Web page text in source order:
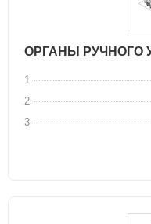
ОРГАНЫ РУЧНОГО
1
2
3